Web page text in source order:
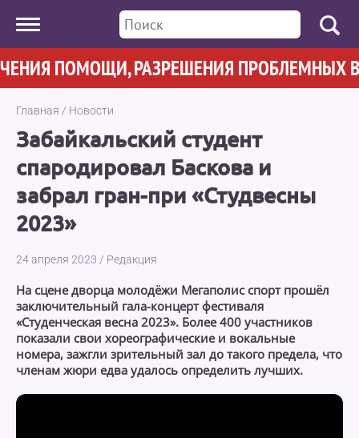
ПОМОЩИ, РАЗРЕШЕНИЯ ПРОБЛЕМНЫХ
Главная / Новости
Забайкальский студент
спародировал Баскова и
забрал гран-при «Студвесны
2023»
24 апреля 2023 / Редакция
На сцене дворца молодёжи Мегаполис спорт прошёл
заключительный гала-концерт фестиваля
«Студенческая весна 2023». Более 400 участников
показали свои хореографические и вокальные
номера, зажгли зрительный зал до такого предела, что
членам жюри едва удалось определить лучших.